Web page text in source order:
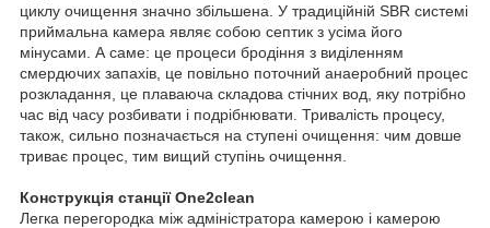
циклу очищення значно збільшена. У традиційній SBR системі
приймальна камера являє собою септик з усіма його
мінусами. А саме: це процеси бродіння з виділенням
смердючих запахів, це повільно поточний анаеробний процес
розкладання, це плаваюча складова стічних вод, яку потрібно
час від часу розбивати і подрібнювати. Тривалість процесу,
також, сильно позначається на ступені очищення: чим довше
триває процес, тим вищий ступінь очищення.
Конструкція станції One2clean
Легка перегородка між адміністратора камерою і камерою